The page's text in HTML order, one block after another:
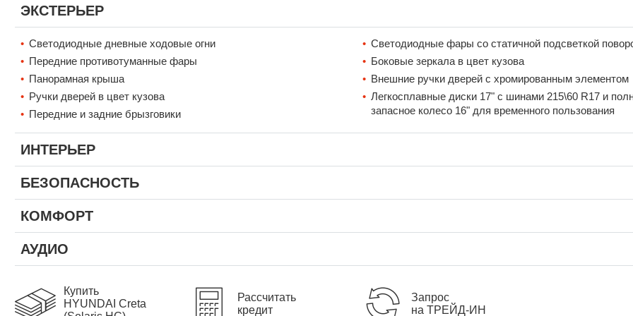
ЭКСТЕРЬЕР
Светодиодные дневные ходовые огни
Передние противотуманные фары
Панорамная крыша
Ручки дверей в цвет кузова
Передние и задние брызговики
Светодиодные фары со статичной подсветкой
Боковые зеркала в цвет кузова
Внешние ручки дверей с хромированным элементом
Легкосплавные диски 17" с шинами 215\60 R17 и
запасное колесо 16" для временного пользования
ИНТЕРЬЕР
БЕЗОПАСНОСТЬ
КОМФОРТ
АУДИО
Купить
HYUNDAI Creta
Рассчитать
кредит
Запрос
на ТРЕЙД-ИН